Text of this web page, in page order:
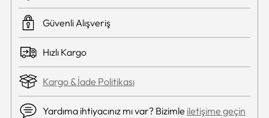
Güvenli Alışveriş
Hızlı Kargo
Kargo & İade Politikası
Yardıma ihtiyacınız mı var? Bizimle iletişime geçin